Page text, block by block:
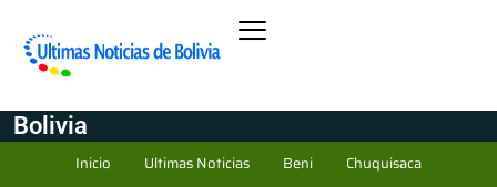
Bolivia
Inicio Ultimas Noticias Beni
Chuquisaca